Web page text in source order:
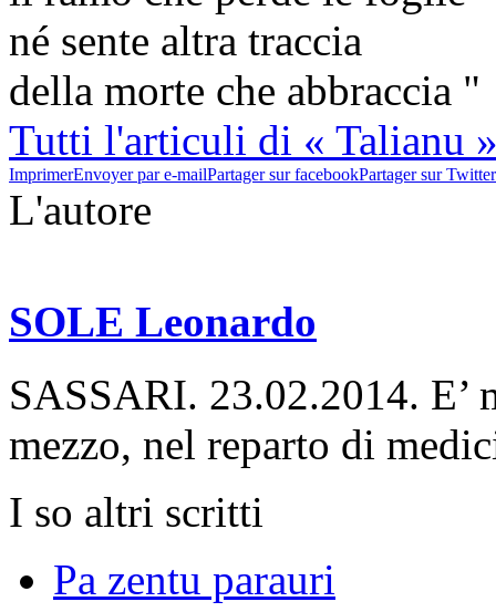
né sente altra traccia
della morte che abbraccia "
Tutti l'articuli di « Talianu
ImprimerEnvoyer par e-mailPartager sur facebookPartager sur Twitter
L'autore
SOLE Leonardo
SASSARI. 23.02.2014.
mezzo, nel reparto di
I so altri scritti
Pa zentu parauri